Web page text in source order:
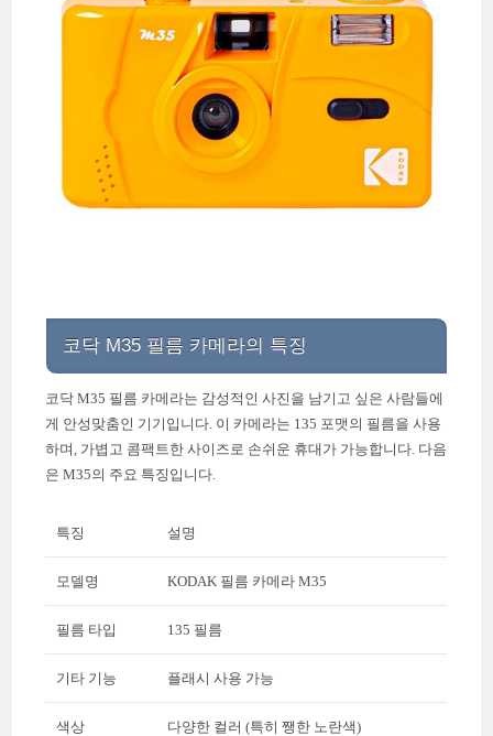
코닥 M35 필름 카메라의 특징
코닥 M35 필름 카메라는 감성적인 사진을 남기고 싶은 사람들에
게 안성맞춤인 기기입니다. 이 카메라는 135 포맷의 필름을 사용
하며, 가볍고 콤팩트한 사이즈로 손쉬운 휴대가 가능합니다. 다음
은 M35의 주요 특징입니다.
특징 설명
모델명 KODAK 필름 카메라 M35
필름 타입 135 필름
기타 기능 플래시 사용 가능
색상 다양한 컬러 (특히 쨍한 노란색)